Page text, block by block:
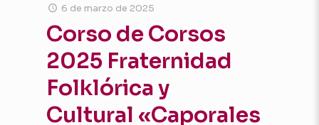
6 de marzo de 2025
Corso de Corsos
2025 Fraternidad
Folklórica y
Cultural «Caporales